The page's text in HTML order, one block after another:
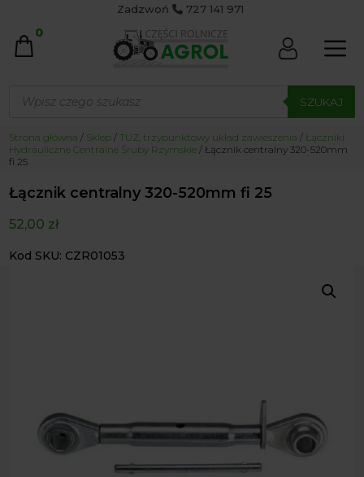
Zadzwoń 727 141 971
0
produktów SZUKAJ
Strona główna / Sklep /TUZ, trzypunktowy układ zawieszenia / Łączniki
Hydrauliczne Centralne Śruby Rzymskie / Łącznik centralny 320-520mm
fi 25
Łącznik centralny 320-520mm fi 25
52,00 zł
Kod SKU: CZR01053